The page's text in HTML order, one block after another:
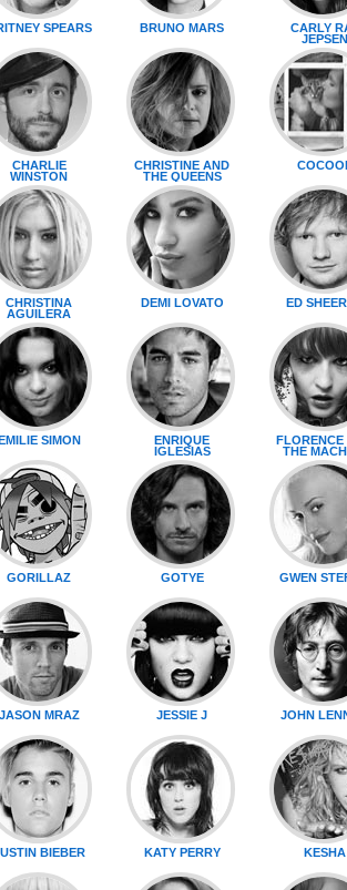
SPEARS BRUNO MARS
CARLY
JEPSEN
CHARLIE
WINSTON
CHRISTINE AND
THE QUEENS
CHRISTINA
AGUILERA
DEMI LOVATO ED
SIMON
ENRIQUE
IGLESIAS
FLORENCE
THE
GORILLAZ GOTYE GWEN
JASON MRAZ JESSIE J JOHN
BIEBER KATY PERRY KESHA